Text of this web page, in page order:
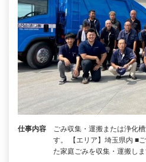
仕事内容
ごみ収集・運搬または浄化
す。 【エリア】埼玉県内 ■
た家庭ごみを収集・運搬し